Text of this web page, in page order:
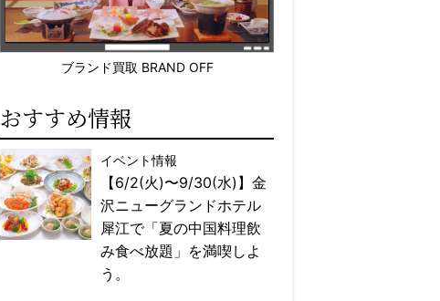
ブランド買取 BRAND OFF
おすすめ情報
イベント情報
【6/2(火)〜9/30(水)】金
沢ニューグランドホテル
犀江で「夏の中国料理飲
み食べ放題」を満喫しよ
う。